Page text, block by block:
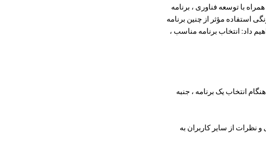
با توسعه فناوری ، برنامه
استفاده مؤثر از چنین برنامه
داد: انتخاب برنامه مناسب ،
انتخاب یک برنامه ، جنبه
نظرات از سایر کاربران به